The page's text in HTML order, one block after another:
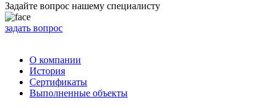
Задайте вопрос нашему специалисту
задать вопрос
О компании
История
Сертификаты
Выполненные объекты